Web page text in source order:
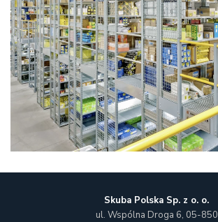
Skuba Polska Sp. z o. o.
ul. Wspólna Droga 6, 05-850